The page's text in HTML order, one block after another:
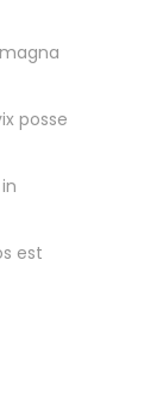
posse
est